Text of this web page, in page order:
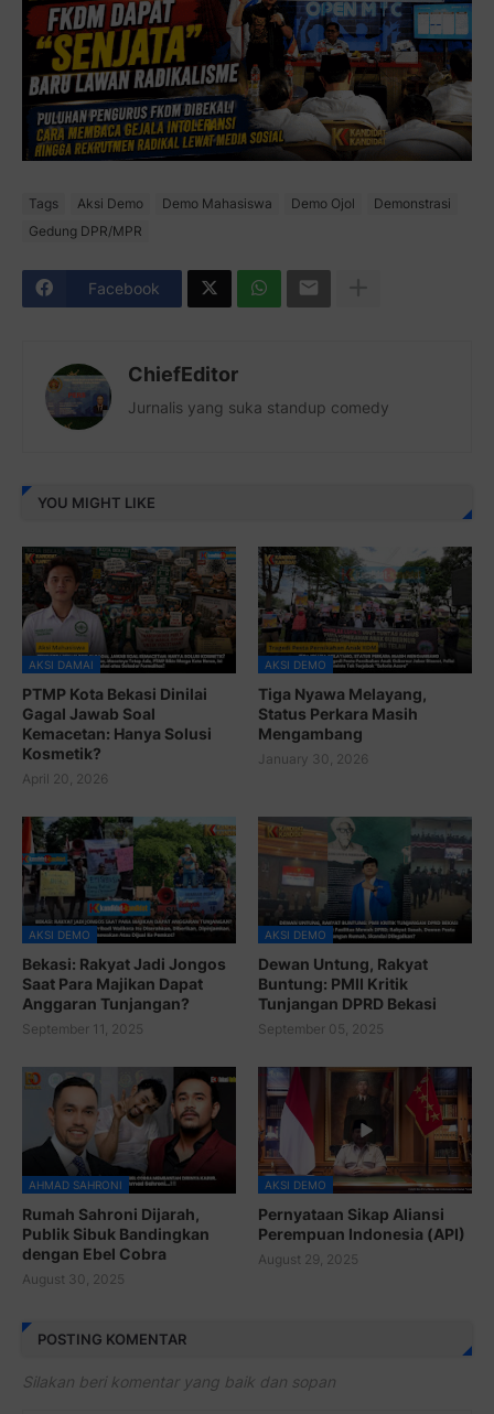
Tags Aksi Demo Demo Mahasiswa Demo Ojol
Demonstrasi
Gedung DPR/MPR
Facebook
ChiefEditor
Jurnalis yang suka standup comedy
YOU MIGHT LIKE
AKSI DAMAI
PTMP Kota Bekasi Dinilai
Gagal Jawab Soal
Kemacetan: Hanya Solusi
Kosmetik?
April 20, 2026
AKSI DEMO
Tiga Nyawa Melayang,
Status Perkara Masih
Mengambang
January 30, 2026
AKSI DEMO
Bekasi: Rakyat Jadi Jongos
Saat Para Majikan Dapat
Anggaran Tunjangan?
September 11, 2025
AKSI DEMO
Dewan Untung, Rakyat
Buntung: PMII Kritik
Tunjangan DPRD Bekasi
September 05, 2025
AHMAD SAHRONI
Rumah Sahroni Dijarah,
Publik Sibuk Bandingkan
dengan Ebel Cobra
August 30, 2025
AKSI DEMO
Pernyataan Sikap Aliansi
Perempuan Indonesia (API)
August 29, 2025
POSTING KOMENTAR
Silakan beri komentar yang baik dan sopan